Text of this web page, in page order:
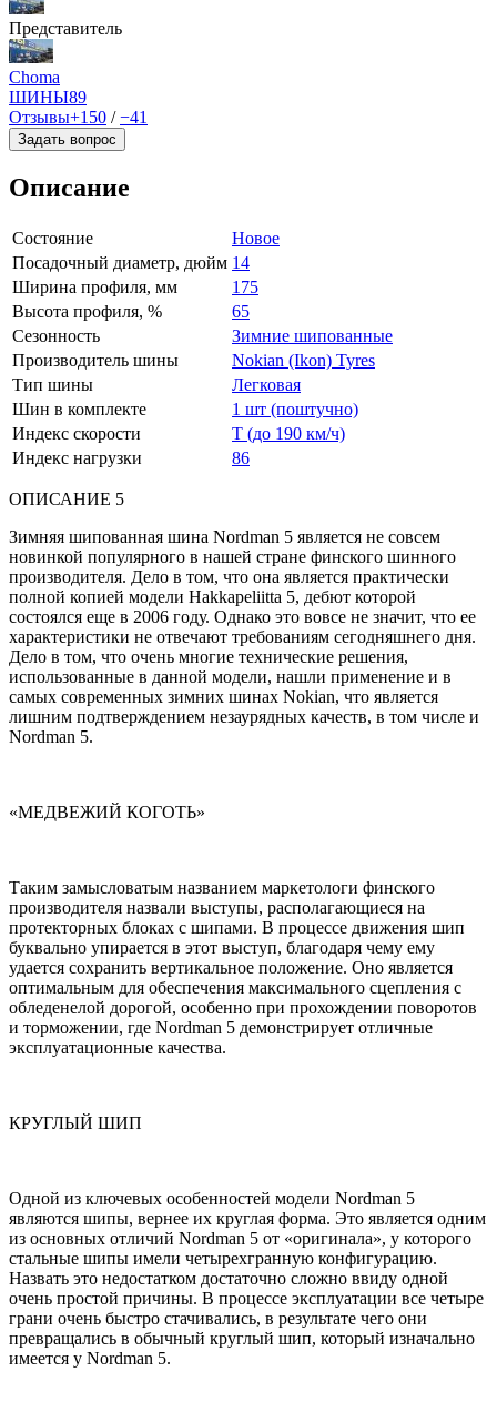
Представитель
Choma
ШИНЫ89
Отзывы+150 /−41
Задать вопрос
Описание
Состояние
Новое
Посадочный диаметр, дюйм 14
Ширина профиля, мм
175
Высота профиля, %
65
Сезонность
Зимние шипованные
Производитель шины
Nokian (Ikon) Tyres
Тип шины
Легковая
Шин в комплекте
1 шт (поштучно)
Индекс скорости
T (до 190 км/ч)
Индекс нагрузки
86
ОПИСАНИЕ 5
Зимняя шипованная шина Nordman 5 является не совсем
новинкой популярного в нашей стране финского шинного
производителя. Дело в том, что она является практически
полной копией модели Hakkapeliitta 5, дебют которой
состоялся еще в 2006 году. Однако это вовсе не значит, что ее
характеристики не отвечают требованиям сегодняшнего дня.
Дело в том, что очень многие технические решения,
использованные в данной модели, нашли применение и в
самых современных зимних шинах Nokian, что является
лишним подтверждением незаурядных качеств, в том числе и
Nordman 5.
«МЕДВЕЖИЙ КОГОТЬ»
Таким замысловатым названием маркетологи финского
производителя назвали выступы, располагающиеся на
протекторных блоках с шипами. В процессе движения шип
буквально упирается в этот выступ, благодаря чему ему
удается сохранить вертикальное положение. Оно является
оптимальным для обеспечения максимального сцепления с
обледенелой дорогой, особенно при прохождении поворотов
и торможении, где Nordman 5 демонстрирует отличные
эксплуатационные качества.
КРУГЛЫЙ ШИП
Одной из ключевых особенностей модели Nordman 5
являются шипы, вернее их круглая форма. Это является одним
из основных отличий Nordman 5 от «оригинала», у которого
стальные шипы имели четырехгранную конфигурацию.
Назвать это недостатком достаточно сложно ввиду одной
очень простой причины. В процессе эксплуатации все четыре
грани очень быстро стачивались, в результате чего они
превращались в обычный круглый шип, который изначально
имеется у Nordman 5.